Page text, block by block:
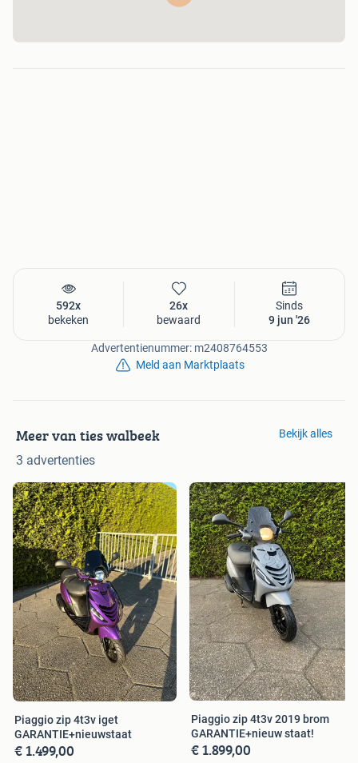
Ook dit alles kunnen wij aanpassen om de scooter
Hiervoor rekenen wij enkel de inkoopprijzen van de
592x
bekeken
26x
bewaard
Sinds
9 jun '26
Advertentienummer: m2408764553
Meld aan Marktplaats
Meer van ties walbeek
3 advertenties
Bekijk alles
Piaggio zip 4t3v iget
GARANTIE+nieuwstaat
€ 1.499,00
Piaggio zip 4t3v 2019 brom
GARANTIE+nieuw staat!
€ 1.899,00